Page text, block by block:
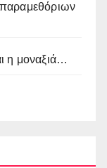
παραμεθόριων
η μοναξιά…